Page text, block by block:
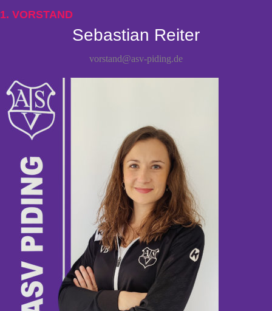
1. VORSTAND
Sebastian Reiter
vorstand@asv-piding.de